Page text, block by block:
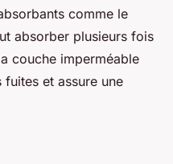
comme le
absorber plusieurs fois
couche imperméable
fuites et assure une